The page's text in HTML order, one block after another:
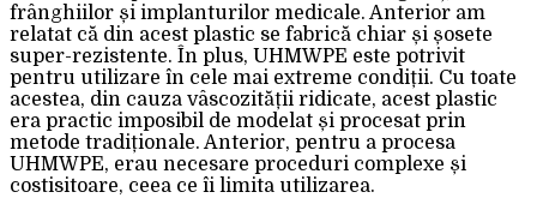
frânghiilor și implanturilor medicale. Anterior am
relatat că din acest plastic se fabrică chiar și șosete
super-rezistente. În plus, UHMWPE este potrivit
pentru utilizare în cele mai extreme condiții. Cu toate
acestea, din cauza vâscozității ridicate, acest plastic
era practic imposibil de modelat și procesat prin
metode tradiționale. Anterior, pentru a procesa
UHMWPE, erau necesare proceduri complexe și
costisitoare, ceea ce îi limita utilizarea.